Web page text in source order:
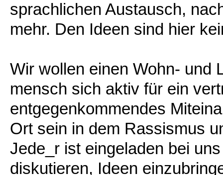
sprachlichen Austausch,
mehr. Den Ideen sind hier
Wir wollen einen Wohn- und
mensch sich aktiv für ein
entgegenkommendes
Ort sein in dem Rassismus
Jede_r ist eingeladen bei
diskutieren, Ideen